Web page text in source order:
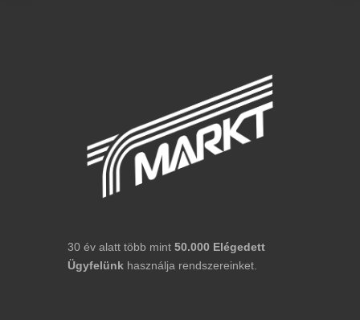
30 év alatt több mint 50.000 Elégedett
Ügyfelünk használja rendszereinket.